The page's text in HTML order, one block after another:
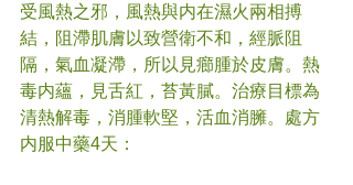
受風熱之邪，風熱與内在濕火兩相搏
結，阻滯肌膚以致營衛不和，經脈阻
隔，氣血凝滯，所以見癤腫於皮膚。熱
毒内蘊，見舌紅，苔黃膩。治療目標為
清熱解毒，消腫軟堅，活血消臃。處方
内服中藥4天：